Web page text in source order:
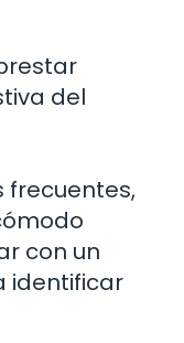
del
frecuentes,
con un
identificar